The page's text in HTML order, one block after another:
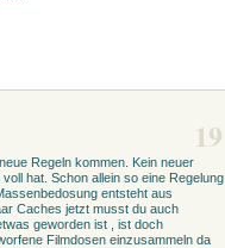
19
Regeln kommen. Kein neuer
hat. Schon allein so eine Regelung
entsteht aus
Caches jetzt musst du auch
geworden ist , ist doch
Filmdosen einzusammeln da